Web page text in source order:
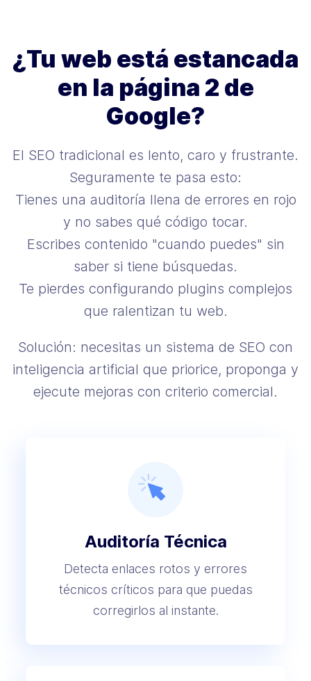
¿Tu web está estancada
en la página 2 de
Google?
El SEO tradicional es lento, caro y frustrante.
Seguramente te pasa esto:
Tienes una auditoría llena de errores en rojo
y no sabes qué código tocar.
Escribes contenido "cuando puedes" sin
saber si tiene búsquedas.
Te pierdes configurando plugins complejos
que ralentizan tu web.
Solución: necesitas un sistema de SEO con
inteligencia artificial que priorice, proponga y
ejecute mejoras con criterio comercial.
Auditoría Técnica
Detecta enlaces rotos y errores
técnicos críticos para que puedas
corregirlos al instante.